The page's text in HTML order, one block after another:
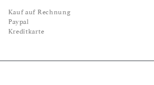
Kauf auf Rechnung
Paypal
Kreditkarte